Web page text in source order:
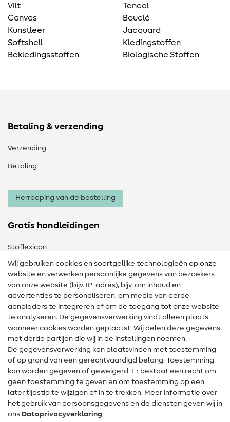
Vilt
Canvas
Kunstleer
Softshell
Bekledingsstoffen
Tencel
Bouclé
Jacquard
Kledingstoffen
Biologische Stoffen
Betaling & verzending
Verzending
Betaling
Herroeping van de bestelling
Gratis handleidingen
Stoflexicon
Naailexicon
Gratis Naaipatronen
Hulp & contact
Contact
Wijziging van eigenaar
FAQ
Herroepingsrecht
Populair
Wij gebruiken cookies en soortgelijke technologieën op onze
website en verwerken persoonlijke gegevens van bezoekers
van onze website (bijv. IP-adres), bijv. om inhoud en
advertenties te personaliseren, om media van derde
aanbieders te integreren of om de toegang tot onze website
te analyseren. De gegevensverwerking vindt alleen plaats
wanneer cookies worden geplaatst. Wij delen deze gegevens
met derde partijen die wij in de instellingen noemen.
De gegevensverwerking kan plaatsvinden met toestemming
of op grond van een gerechtvaardigd belang. Toestemming
kan worden gegeven of geweigerd. Er bestaat een recht om
geen toestemming te geven en om toestemming op een
later tijdstip te wijzigen of in te trekken. Meer informatie over
het gebruik van persoonsgegevens en de diensten geven wij in
ons Data­privacy­verklaring.